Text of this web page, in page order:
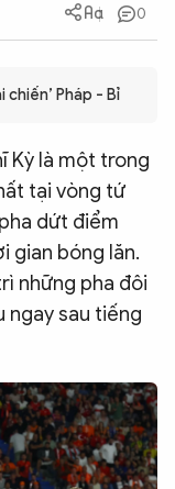
0
chiến’ Pháp - Bỉ
Kỳ là một trong
tại vòng tứ
dứt điểm
gian bóng lăn.
những pha đôi
ngay sau tiếng